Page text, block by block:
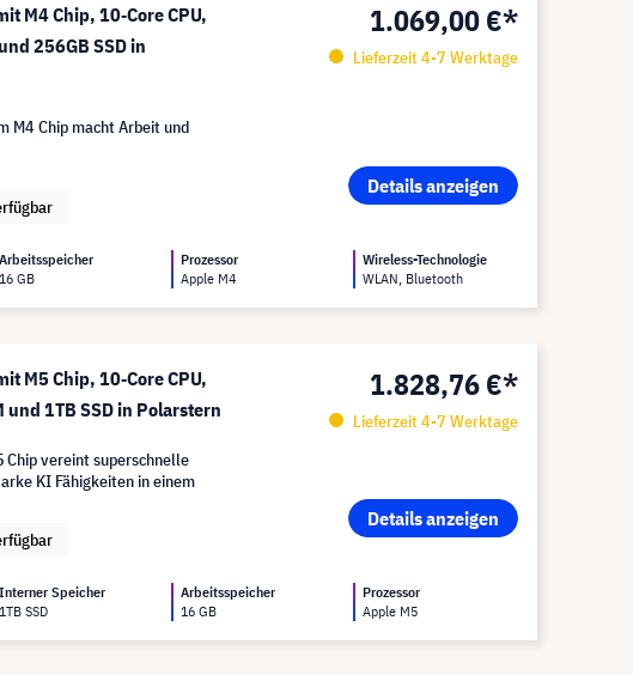
M4 Chip, 10‑Core CPU,
256GB SSD in
1.069,00 €*
Lieferzeit 4-7 Werktage
Details anzeigen
M4 Chip macht Arbeit und
Arbeitsspeicher
16 GB
Prozessor
Apple M4
Wireless-Technologie
WLAN, Bluetooth
M5 Chip, 10‑Core CPU,
und 1TB SSD in Polarstern
1.828,76 €*
Lieferzeit 4-7 Werktage
Details anzeigen
Chip vereint superschnelle
KI Fähigkeiten in einem
Interner Speicher
1TB SSD
Arbeitsspeicher
16 GB
Prozessor
Apple M5